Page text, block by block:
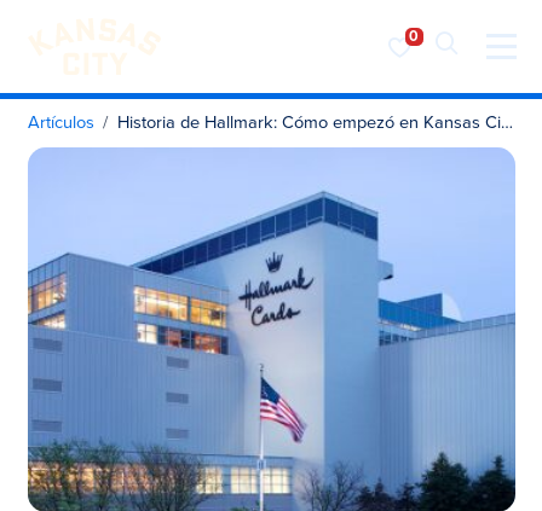
Visita KC
Ir al contenido
Artículos Historia de Hallmark: Cómo empezó en Kansas City una marca en auge